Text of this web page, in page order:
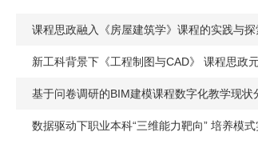
课程思政融入《房屋建筑学》课程的实践与探
新工科背景下《工程制图与CAD》 课程思政
基于问卷调研的BIM建模课程数字化教学现状
数据驱动下职业本科“三维能力靶向” 培养模